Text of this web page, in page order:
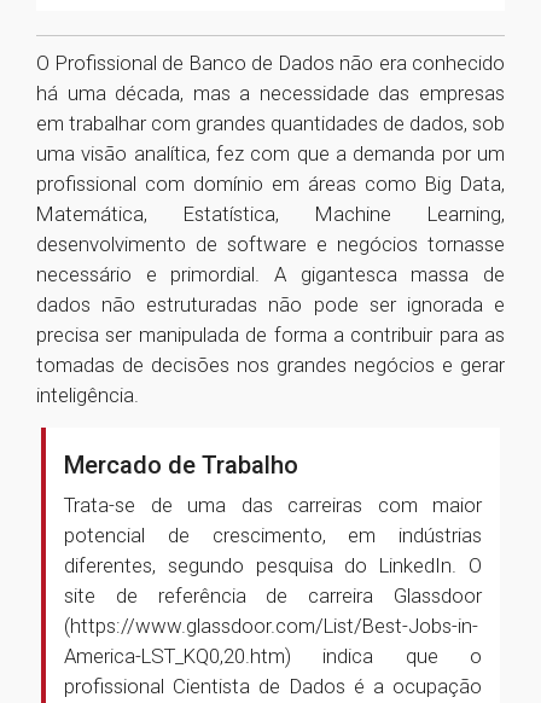
​O Profissional de Banco de Dados não era conhecido
há uma década, mas a necessidade das empresas
em trabalhar com grandes quantidades de dados, sob
uma visão analítica, fez com que a demanda por um
profissional com domínio em áreas como Big Data,
Matemática, Estatística, Machine Learning,
desenvolvimento de software e negócios tornasse
necessário e primordial. A gigantesca massa de
dados não estruturadas não pode ser ignorada e
precisa ser manipulada de forma a contribuir para as
tomadas de decisões nos grandes negócios e gerar
inteligência.
Mercado de Trabalho
Trata-se de uma das carreiras com maior
potencial de crescimento, em indústrias
diferentes, segundo pesquisa do LinkedIn. O
site de referência de carreira Glassdoor
(https://www.glassdoor.com/List/Best-Jobs-in-
America-LST_KQ0,20.htm) indica que o
profissional Cientista de Dados é a ocupação